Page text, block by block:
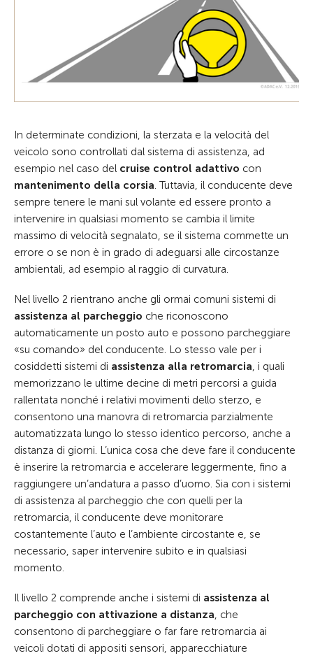
In determinate condizioni, la sterzata e la velocità del
veicolo sono controllati dal sistema di assistenza, ad
esempio nel caso del cruise control adattivo con
mantenimento della corsia. Tuttavia, il conducente deve
sempre tenere le mani sul volante ed essere pronto a
intervenire in qualsiasi momento se cambia il limite
massimo di velocità segnalato, se il sistema commette un
errore o se non è in grado di adeguarsi alle circostanze
ambientali, ad esempio al raggio di curvatura.
Nel livello 2 rientrano anche gli ormai comuni sistemi di
assistenza al parcheggio che riconoscono
automaticamente un posto auto e possono parcheggiare
«su comando» del conducente. Lo stesso vale per i
cosiddetti sistemi di assistenza alla retromarcia, i quali
memorizzano le ultime decine di metri percorsi a guida
rallentata nonché i relativi movimenti dello sterzo, e
consentono una manovra di retromarcia parzialmente
automatizzata lungo lo stesso identico percorso, anche a
distanza di giorni. L’unica cosa che deve fare il conducente
è inserire la retromarcia e accelerare leggermente, fino a
raggiungere un’andatura a passo d’uomo. Sia con i sistemi
di assistenza al parcheggio che con quelli per la
retromarcia, il conducente deve monitorare
costantemente l’auto e l’ambiente circostante e, se
necessario, saper intervenire subito e in qualsiasi
momento.
Il livello 2 comprende anche i sistemi di assistenza al
parcheggio con attivazione a distanza, che
consentono di parcheggiare o far fare retromarcia ai
veicoli dotati di appositi sensori, apparecchiature